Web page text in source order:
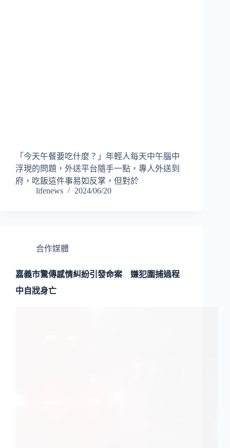
「今天午餐要吃什麼？」年輕人每天中午腦中
浮現的問題，外送平台隨手一點，專人外送到
府，吃飯這件事易如反掌，但對於
lifenews
2024/06/20
合作媒體
嘉義市驚傳感情糾紛引發命案 嫌犯圍捕過程
中自戕身亡